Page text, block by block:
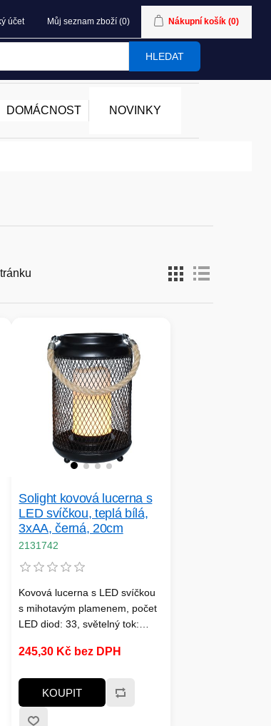
účet Můj seznam zboží (0) Nákupní košík (0)
HLEDAT
DOMÁCNOST NOVINKY
Solight kovová lucerna s
LED svíčkou, teplá bílá,
3xAA, černá, 20cm
2131742
Kovová lucerna s LED svíčkou
s mihotavým plamenem, počet
LED diod: 33, světelný tok:
režimy: zapnuto / vypnuto
245,30 Kč bez DPH
KOUPIT